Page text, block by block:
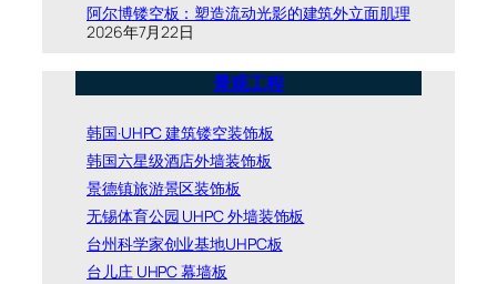
阿尔博镂空板：塑造流动光影的建筑外立面肌理
2026年7月22日
景观工程
韩国·UHPC 建筑镂空装饰板
韩国六星级酒店外墙装饰板
景德镇旅游景区装饰板
无锡体育公园 UHPC 外墙装饰板
台州科学家创业基地UHPC板
台儿庄 UHPC 幕墙板